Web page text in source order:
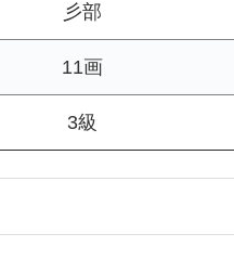
彡部
11画
3級